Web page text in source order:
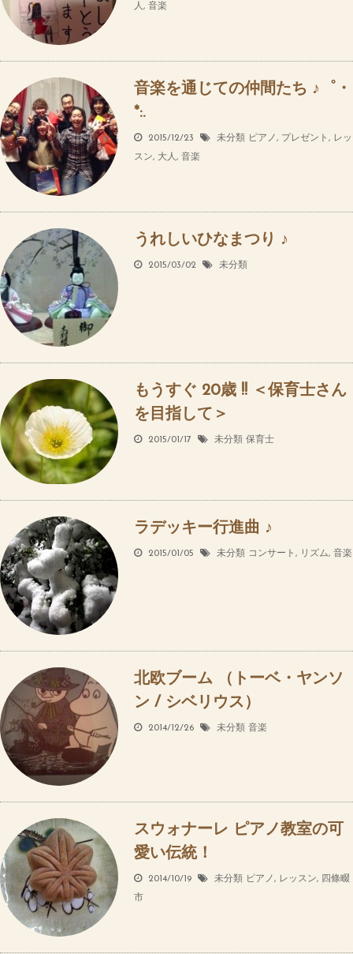
人, 音楽
音楽を通じての仲間たち ♪゜・
*:.
2015/12/23 未分類 ピアノ, プレゼント , レッ
スン, 大人, 音楽
うれしいひなまつり ♪
2015/03/02 未分類
もうすぐ 20歳 !! ＜保育士さん
を目指して＞
2015/01/17 未分類 保育士
ラデッキー行進曲 ♪
2015/01/05 未分類 コンサート , リズム, 音楽
北欧ブーム （トーベ・ヤンソ
ン / シベリウス）
2014/12/26 未分類 音楽
スウォナーレ ピアノ教室の可
愛い伝統！
2014/10/19 未分類 ピアノ, レッスン, 四條畷
市